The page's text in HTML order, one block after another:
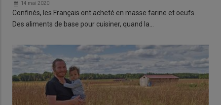
14 mai 2020
Confinés, les Français ont acheté en masse farine et oeufs.
Des aliments de base pour cuisiner, quand la…